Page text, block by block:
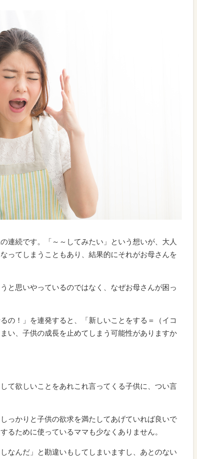
連続です。「～～してみたい」という想いが、大人
ってしまうこともあり、結果的にそれがお母さんを
と思いやっているのではなく、なぜお母さんが困っ
の！」を連発すると、「新しいことをする＝（イコ
い、子供の成長を止めてしまう可能性がありますか
て欲しいことをあれこれ言ってくる子供に、つい言
っかりと子供の欲求を満たしてあげていれば良いで
るために使っているママも少なくありません。
なんだ」と勘違いもしてしまいますし、あとのない